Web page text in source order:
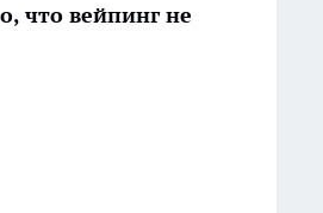
что вейпинг не